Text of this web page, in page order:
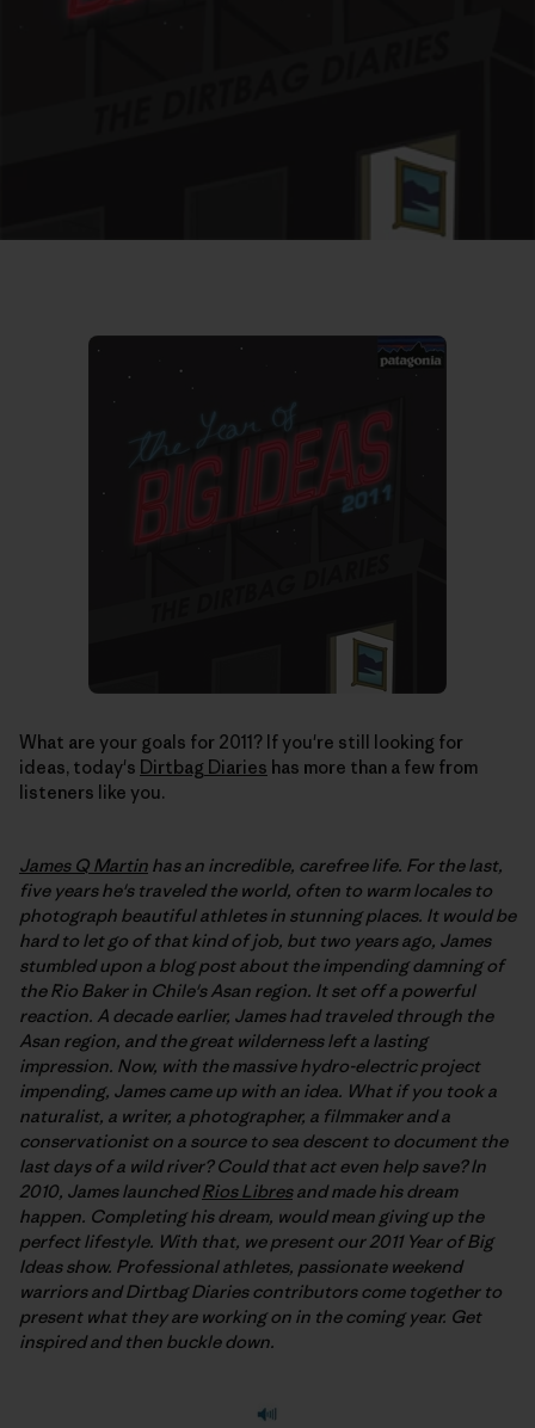
What are your goals for 2011? If you're still looking for
ideas, today's Dirtbag Diaries has more than a few from
listeners like you.
James Q Martin has an incredible, carefree life. For the last,
five years he's traveled the world, often to warm locales to
photograph beautiful athletes in stunning places. It would be
hard to let go of that kind of job, but two years ago, James
stumbled upon a blog post about the impending damning of
the Rio Baker in Chile's Asan region. It set off a powerful
reaction. A decade earlier, James had traveled through the
Asan region, and the great wilderness left a lasting
impression. Now, with the massive hydro-electric project
impending, James came up with an idea. What if you took a
naturalist, a writer, a photographer, a filmmaker and a
conservationist on a source to sea descent to document the
last days of a wild river? Could that act even help save? In
2010, James launchedRios Libresand made his dream
happen. Completing his dream, would mean giving up the
perfect lifestyle. With that, we present our 2011 Year of Big
Ideas show. Professional athletes, passionate weekend
warriors and Dirtbag Diaries contributors come together to
present what they are working on in the coming year. Get
inspired and then buckle down.